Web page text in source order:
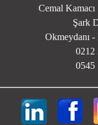
Cemal Kamacı
Şark
Okmeydanı
0212
0545